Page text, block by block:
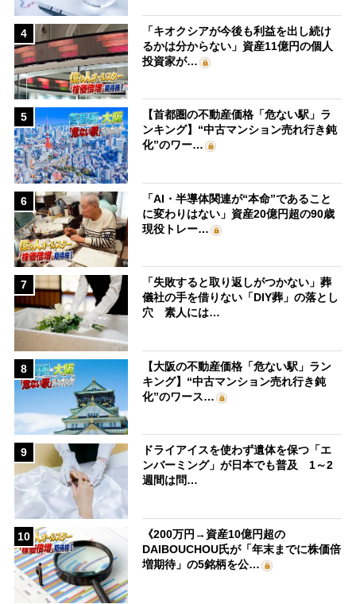
4
「キオクシアが今後も利益を出し続け
るかは分からない」資産11億円の個人
投資家が…
5
【首都圏の不動産価格「危ない駅」ラ
ンキング】“中古マンション売れ行き鈍
化”のワー…
6
「AI・半導体関連が“本命”であること
に変わりはない」資産20億円超の90歳
現役トレー…
7
「失敗すると取り返しがつかない」葬
儀社の手を借りない「DIY葬」の落とし
穴 素人には…
8
【大阪の不動産価格「危ない駅」ラン
キング】“中古マンション売れ行き鈍
化”のワース…
9
ドライアイスを使わず遺体を保つ「エ
ンバーミング」が日本でも普及 1～2
週間は問…
10
《200万円→資産10億円超の
DAIBOUCHOU氏が「年末までに株価倍
増期待」の5銘柄を公…